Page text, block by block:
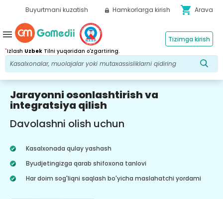
Buyurtmani kuzatish Hamkorlarga kirish shopping_cart Arava
*Izlash Uzbek Tilni yuqoridan o'zgartiring.
Tizimga kirish
menu
Jarayonni osonlashtirish va
integratsiya qilish
Davolashni olish uchun
Kasalxonada qulay yashash
Byudjetingizga qarab shifoxona tanlovi
Har doim sog'liqni saqlash bo'yicha maslahatchi yordami